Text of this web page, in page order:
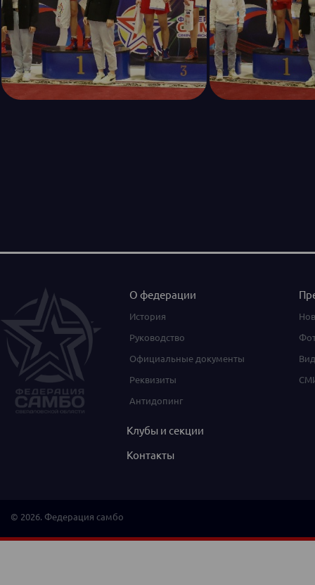
О федерации
История
Руководство
Официальные документы
Реквизиты
Антидопинг
Клубы и секции
Контакты
© 2026. Федерация самбо